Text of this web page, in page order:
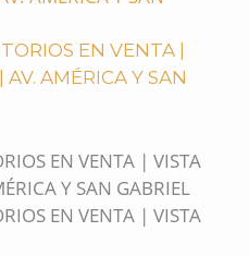
EN VENTA |
AMÉRICA Y SAN
EN VENTA | VISTA
Y SAN GABRIEL
EN VENTA | VISTA